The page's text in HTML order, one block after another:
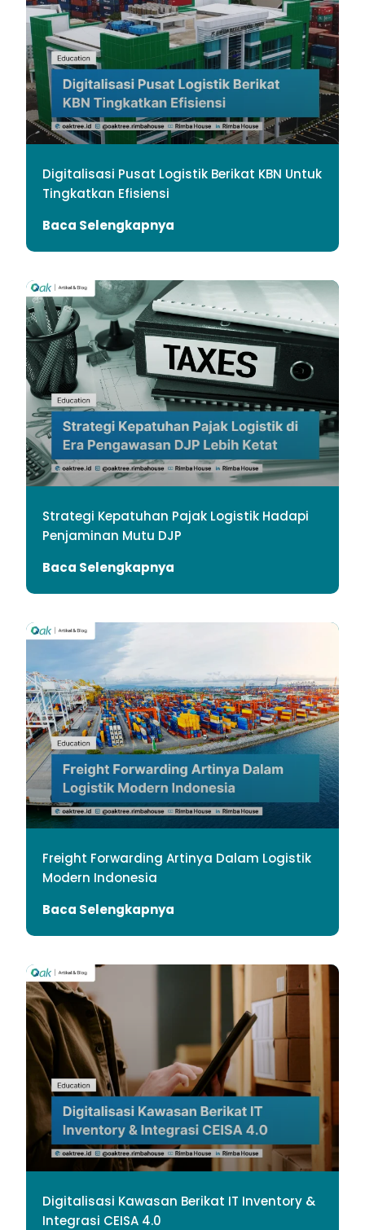
Digitalisasi Pusat Logistik Berikat KBN Untuk
Tingkatkan Efisiensi
Baca Selengkapnya
Strategi Kepatuhan Pajak Logistik Hadapi
Penjaminan Mutu DJP
Baca Selengkapnya
Freight Forwarding Artinya Dalam Logistik
Modern Indonesia
Baca Selengkapnya
Digitalisasi Kawasan Berikat IT Inventory &
Integrasi CEISA 4.0